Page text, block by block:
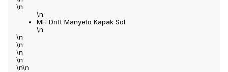
\n
\n
MH Drift Manyeto Kapak Sol
\n
\n
\n
\n
\n
\n\n